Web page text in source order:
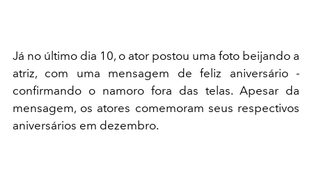
Já no último dia 10, o ator postou uma foto beijando a
atriz, com uma mensagem de feliz aniversário -
confirmando o namoro fora das telas. Apesar da
mensagem, os atores comemoram seus respectivos
aniversários em dezembro.